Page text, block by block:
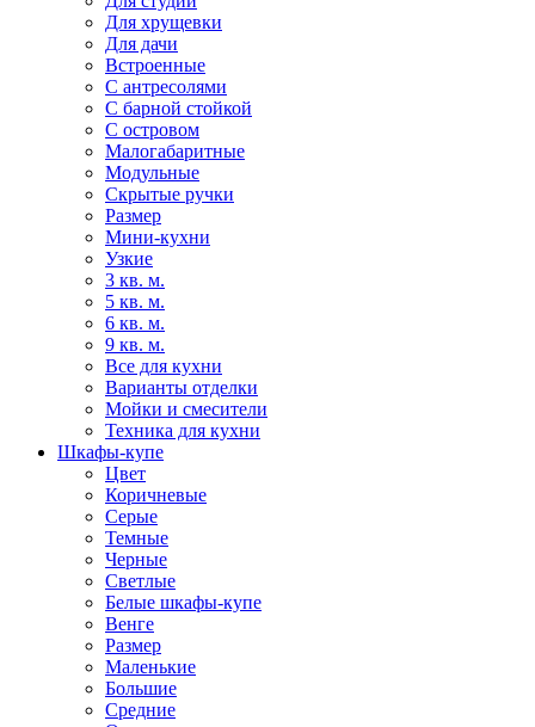
Для хрущевки
Для дачи
Встроенные
С антресолями
С барной стойкой
С островом
Малогабаритные
Модульные
Скрытые ручки
Размер
Мини-кухни
Узкие
3 кв. м.
5 кв. м.
6 кв. м.
9 кв. м.
Все для кухни
Варианты отделки
Мойки и смесители
Техника для кухни
Шкафы-купе
Цвет
Коричневые
Серые
Темные
Черные
Светлые
Белые шкафы-купе
Венге
Размер
Маленькие
Большие
Средние